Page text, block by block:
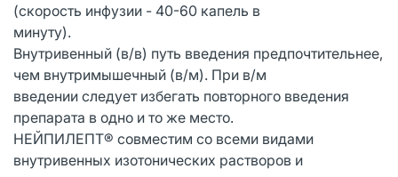
(скорость инфузии - 40-60 капель в
минуту).
Внутривенный (в/в) путь введения предпочтительнее,
чем внутримышечный (в/м). При в/м
введении следует избегать повторного введения
препарата в одно и то же место.
НЕЙПИЛЕПТ® совместим со всеми видами
внутривенных изотонических растворов и